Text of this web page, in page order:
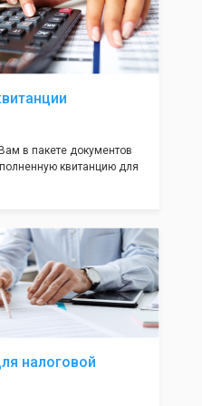
в пакете документов
квитанцию для
инспекции при
на регистрацию.
налоговой